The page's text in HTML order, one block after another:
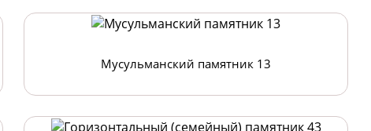
Мусульманский памятник 13